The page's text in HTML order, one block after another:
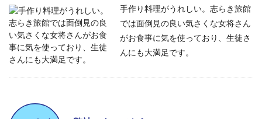
手作り料理がうれしい。志らき旅館
では面倒見の良い気さくな女将さん
がお食事に気を使っており、生徒さ
んにも大満足です。